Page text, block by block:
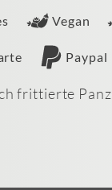
Vegan
Paypal
frittierte